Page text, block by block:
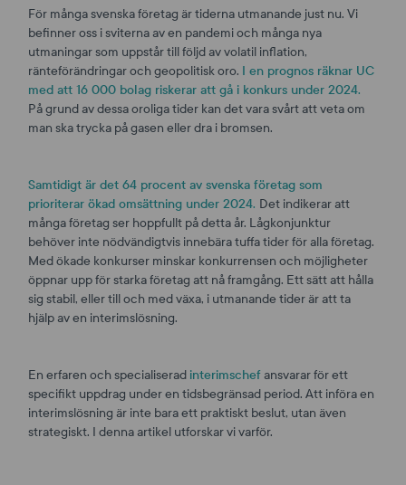
För många svenska företag är tiderna utmanande just nu. Vi
befinner oss i sviterna av en pandemi och många nya
utmaningar som uppstår till följd av volatil inflation,
ränteförändringar och geopolitisk oro. I en prognos räknar UC
med att 16 000 bolag riskerar att gå i konkurs under 2024.
På grund av dessa oroliga tider kan det vara svårt att veta om
man ska trycka på gasen eller dra i bromsen.
Samtidigt är det 64 procent av svenska företag som
prioriterar ökad omsättning under 2024. Det indikerar att
många företag ser hoppfullt på detta år. Lågkonjunktur
behöver inte nödvändigtvis innebära tuffa tider för alla företag.
Med ökade konkurser minskar konkurrensen och möjligheter
öppnar upp för starka företag att nå framgång. Ett sätt att hålla
sig stabil, eller till och med växa, i utmanande tider är att ta
hjälp av en interimslösning.
En erfaren och specialiserad interimschef ansvarar för ett
specifikt uppdrag under en tidsbegränsad period. Att införa en
interimslösning är inte bara ett praktiskt beslut, utan även
strategiskt. I denna artikel utforskar vi varför.